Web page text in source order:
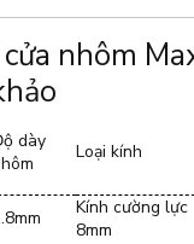
nhôm
dày
Loại kính
Kính cường lực
8mm